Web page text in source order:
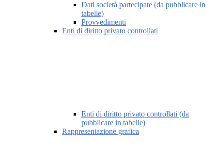
Dati società partecipate (da pubblicare in
tabelle)
Provvedimenti
Enti di diritto privato controllati
Enti di diritto privato controllati (da
pubblicare in tabelle)
Rappresentazione grafica